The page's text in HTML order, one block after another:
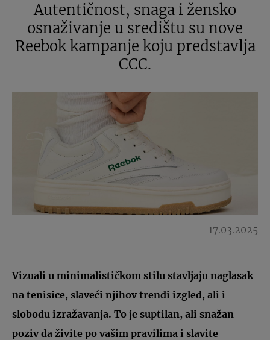
Autentičnost, snaga i žensko
osnaživanje u središtu su nove
Reebok kampanje koju predstavlja
CCC.
17.03.2025
Vizuali u minimalističkom stilu stavljaju naglasak
na tenisice, slaveći njihov trendi izgled, ali i
slobodu izražavanja. To je suptilan, ali snažan
poziv da živite po vašim pravilima i slavite